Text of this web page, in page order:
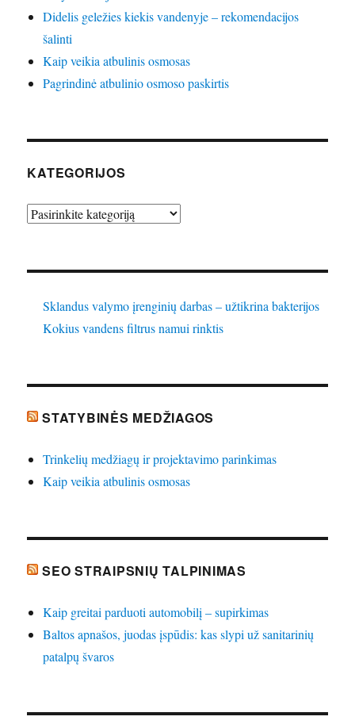
Didelis geležies kiekis vandenyje – rekomendacijos
šalinti
Kaip veikia atbulinis osmosas
Pagrindinė atbulinio osmoso paskirtis
KATEGORIJOS
Kategorijos
Sklandus valymo įrenginių darbas – užtikrina bakterijos
Kokius vandens filtrus namui rinktis
STATYBINĖS MEDŽIAGOS
Trinkelių medžiagų ir projektavimo parinkimas
Kaip veikia atbulinis osmosas
SEO STRAIPSNIŲ TALPINIMAS
Kaip greitai parduoti automobilį – supirkimas
Baltos apnašos, juodas įspūdis: kas slypi už sanitarinių
patalpų švaros